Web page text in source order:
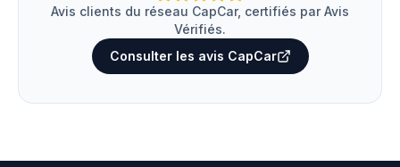
Avis clients du réseau CapCar, certifiés par Avis
Vérifiés.
Consulter les avis CapCar